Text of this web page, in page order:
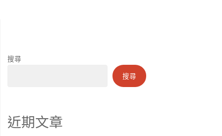
搜尋
搜尋
近期文章